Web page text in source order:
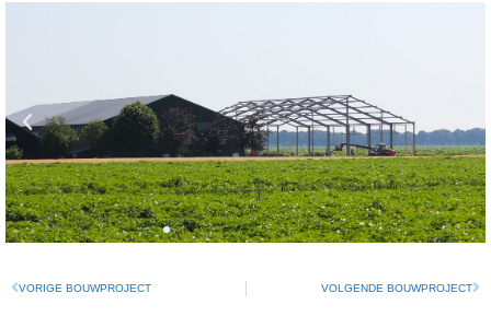
VORIGE BOUWPROJECT VOLGENDE BOUWPROJECT